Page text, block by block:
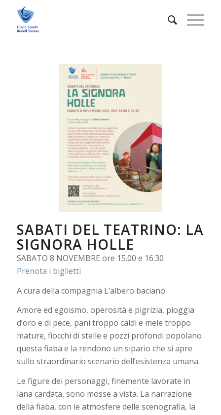
SABATI DEL TEATRINO: LA
SIGNORA HOLLE
SABATO 8 NOVEMBRE ore 15.00 e 16.30
Prenota i biglietti
A cura della compagnia L’albero baciano
Amore ed egoismo, operosità e pigrizia, pioggia
d’oro e di pece, pani troppo caldi e mele troppo
mature, fiocchi di stelle e pozzi profondi popolano
questa fiaba e la rendono un sipario che si apre
sullo straordinario scenario dell’esistenza umana.
Le figure dei personaggi, finemente lavorate in
lana cardata, sono mosse a vista. La narrazione
della fiaba, con le atmosfere delle scenografia, la